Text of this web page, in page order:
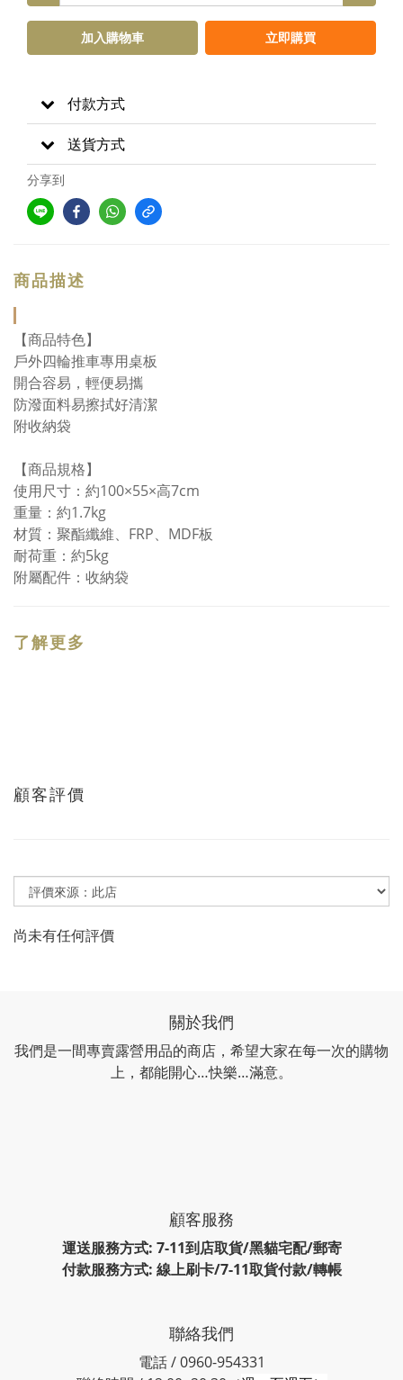
加入購物車 立即購買
付款方式
送貨方式
分享到
商品描述
【商品特色】
戶外四輪推車專用桌板
開合容易，輕便易攜
防潑面料易擦拭好清潔
附收納袋
【商品規格】
使用尺寸：約100×55×高7cm
重量：約1.7kg
材質：聚酯纖維、FRP、MDF板
耐荷重：約5kg
附屬配件：收納袋
了解更多
顧客評價
尚未有任何評價
關於我們
我們是一間專賣露營用品的商店，希望大家在每一次的購物
上，都能開心…快樂…滿意。
顧客服務
運送服務方式: 7-11到店取貨/黑貓宅配/郵寄
付款服務方式: 線上刷卡/7-11取貨付款/轉帳
聯絡我們
電話 / 0960-954331